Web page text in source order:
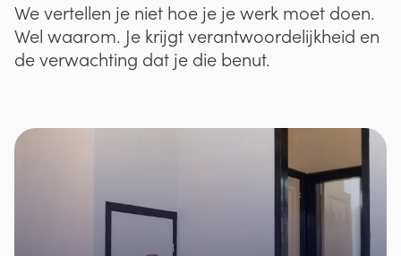
We vertellen je niet hoe je je werk moet doen.
Wel waarom. Je krijgt verantwoordelijkheid en
de verwachting dat je die benut.